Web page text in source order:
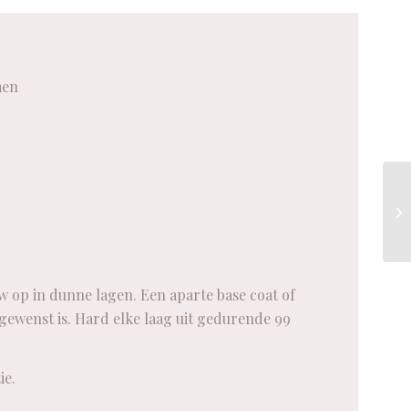
op in dunne lagen. Een aparte base coat of
is. Hard elke laag uit gedurende 99